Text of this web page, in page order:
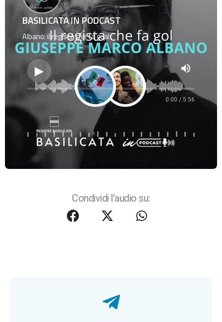
BASILICATA IN PODCAST
Albano: il regista che fa goal
volume_up
0:00 / 5:56
Condividi l'audio su: